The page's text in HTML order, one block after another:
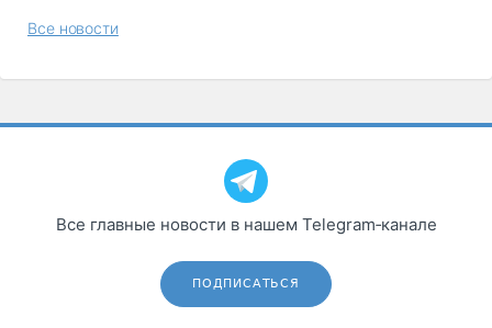
Все новости
Все главные новости в нашем Telegram‑канале
ПОДПИСАТЬСЯ